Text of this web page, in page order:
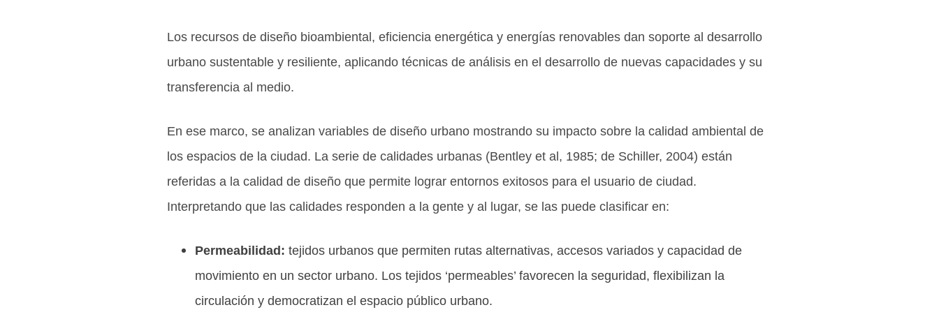
Los recursos de diseño bioambiental, eficiencia energética y energías renovables dan soporte al desarrollo
urbano sustentable y resiliente, aplicando técnicas de análisis en el desarrollo de nuevas capacidades y su
transferencia al medio.
En ese marco, se analizan variables de diseño urbano mostrando su impacto sobre la calidad ambiental de
los espacios de la ciudad. La serie de calidades urbanas (Bentley et al, 1985; de Schiller, 2004) están
referidas a la calidad de diseño que permite lograr entornos exitosos para el usuario de ciudad.
Interpretando que las calidades responden a la gente y al lugar, se las puede clasificar en:
Permeabilidad: tejidos urbanos que permiten rutas alternativas, accesos variados y capacidad de
movimiento en un sector urbano. Los tejidos ‘permeables’ favorecen la seguridad, flexibilizan la
circulación y democratizan el espacio público urbano.